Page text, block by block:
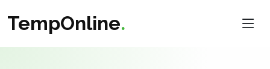
TempOnline.